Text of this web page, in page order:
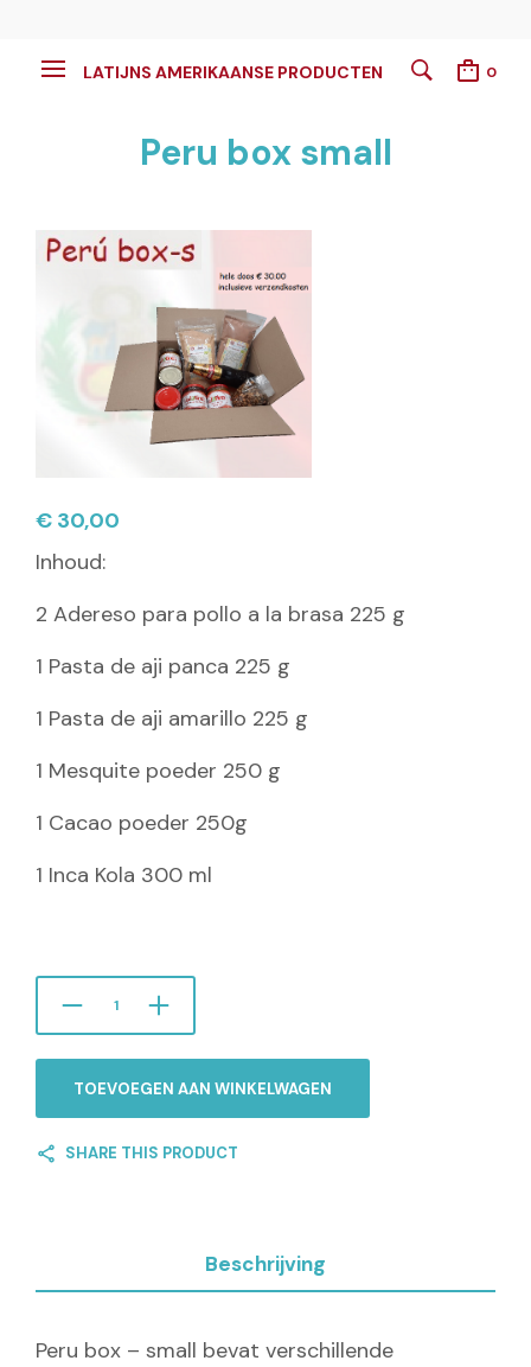
LATIJNS AMERIKAANSE PRODUCTEN 0
Peru box small
€ 30,00
Inhoud:
2 Adereso para pollo a la brasa 225 g
1 Pasta de aji panca 225 g
1 Pasta de aji amarillo 225 g
1 Mesquite poeder 250 g
1 Cacao poeder 250g
1 Inca Kola 300 ml
TOEVOEGEN AAN WINKELWAGEN
SHARE THIS PRODUCT
Beschrijving
Peru box – small bevat verschillende